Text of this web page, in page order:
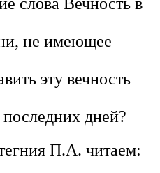
не имеющее
эту вечность
дней?
П.А. читаем: